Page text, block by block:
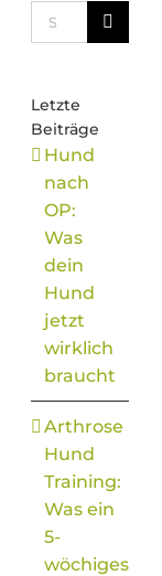
Suche
nach:
Letzte
Beiträge
Hund
nach
OP:
Was
dein
Hund
jetzt
wirklich
braucht
Arthrose
Hund
Training:
Was ein
5-
wöchiges